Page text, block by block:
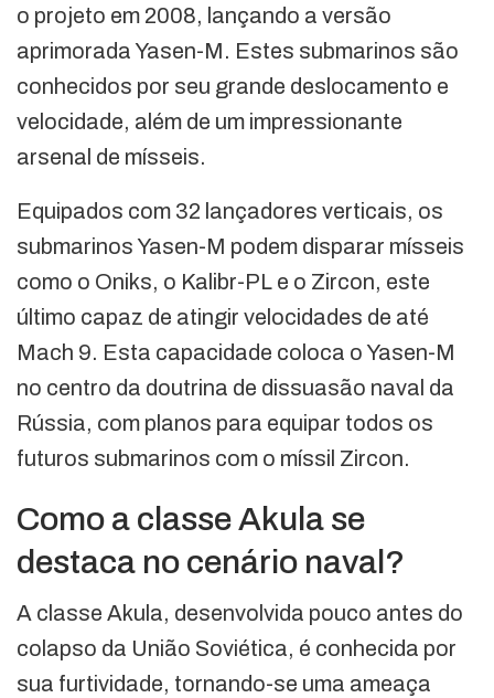
o projeto em 2008, lançando a versão
aprimorada Yasen-M. Estes submarinos são
conhecidos por seu grande deslocamento e
velocidade, além de um impressionante
arsenal de mísseis.
Equipados com 32 lançadores verticais, os
submarinos Yasen-M podem disparar mísseis
como o Oniks, o Kalibr-PL e o Zircon, este
último capaz de atingir velocidades de até
Mach 9. Esta capacidade coloca o Yasen-M
no centro da doutrina de dissuasão naval da
Rússia, com planos para equipar todos os
futuros submarinos com o míssil Zircon.
Como a classe Akula se
destaca no cenário naval?
A classe Akula, desenvolvida pouco antes do
colapso da União Soviética, é conhecida por
sua furtividade, tornando-se uma ameaça